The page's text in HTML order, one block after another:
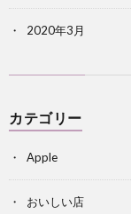
2020年3月
カテゴリー
Apple
おいしい店